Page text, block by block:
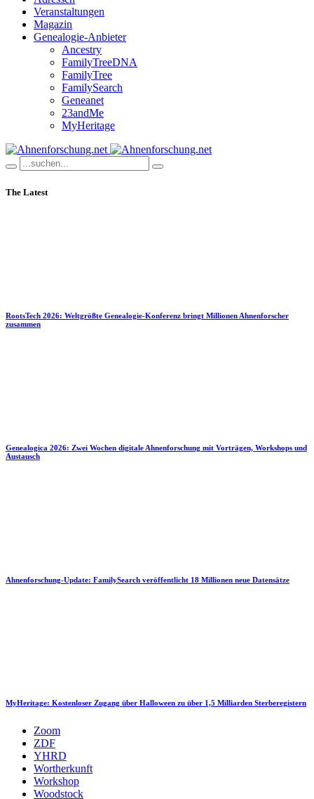
Veranstaltungen
Magazin
Genealogie-Anbieter
Ancestry
FamilyTreeDNA
FamilyTree
FamilySearch
Geneanet
23andMe
MyHeritage
The Latest
RootsTech 2026: Weltgrößte Genealogie-Konferenz bringt Millionen Ahnenforscher
zusammen
Genealogica 2026: Zwei Wochen digitale Ahnenforschung mit Vorträgen, Workshops und
Austausch
Ahnenforschung-Update: FamilySearch veröffentlicht 18 Millionen neue Datensätze
MyHeritage: Kostenloser Zugang über Halloween zu über 1,5 Milliarden Sterberegistern
Zoom
ZDF
YHRD
Wortherkunft
Workshop
Woodstock